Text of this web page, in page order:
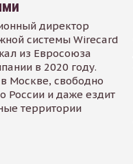
директор
системы Wirecard
из Евросоюза
в 2020 году.
Москве, свободно
России и даже ездит
территории